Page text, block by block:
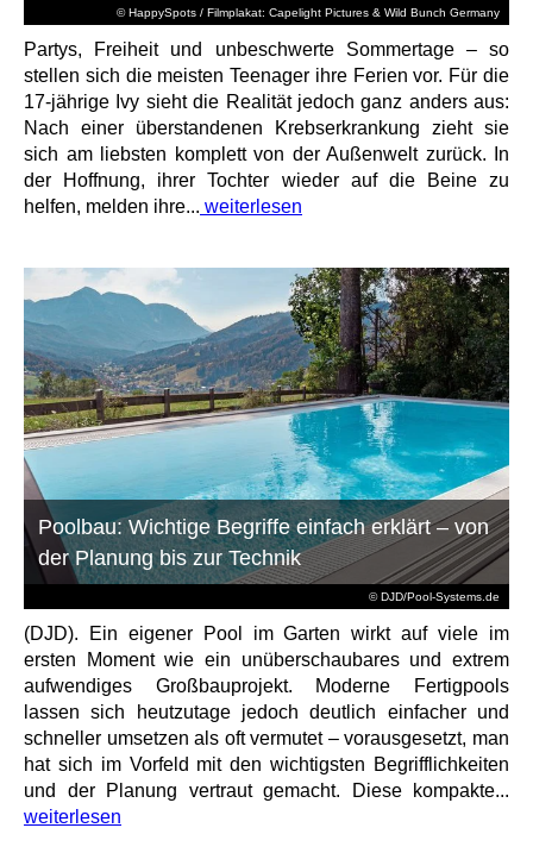
© HappySpots / Filmplakat: Capelight Pictures & Wild Bunch Germany
Partys, Freiheit und unbeschwerte Sommertage – so
stellen sich die meisten Teenager ihre Ferien vor. Für die
17-jährige Ivy sieht die Realität jedoch ganz anders aus:
Nach einer überstandenen Krebserkrankung zieht sie
sich am liebsten komplett von der Außenwelt zurück. In
der Hoffnung, ihrer Tochter wieder auf die Beine zu
helfen, melden ihre... weiterlesen
© DJD/Pool-Systems.de
Poolbau: Wichtige Begriffe einfach erklärt – von
der Planung bis zur Technik
(DJD). Ein eigener Pool im Garten wirkt auf viele im
ersten Moment wie ein unüberschaubares und extrem
aufwendiges Großbauprojekt. Moderne Fertigpools
lassen sich heutzutage jedoch deutlich einfacher und
schneller umsetzen als oft vermutet – vorausgesetzt, man
hat sich im Vorfeld mit den wichtigsten Begrifflichkeiten
und der Planung vertraut gemacht. Diese kompakte...
weiterlesen